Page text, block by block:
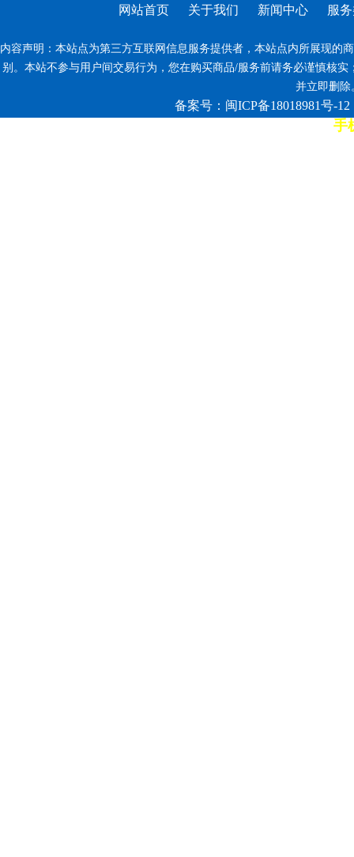
网站首页 关于我们 新闻中心 服
内容声明：本站点为第三方互联网信息服务提供者，本站点内所展现的
别。本站不参与用户间交易行为，您在购买商品/服务前请务必谨慎核
并立即删除
备案号：闽ICP备18018981号-12
7*12小时客服热线: 康师傅手